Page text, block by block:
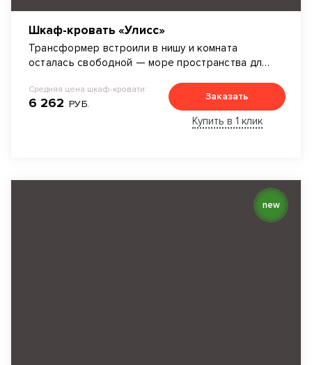
Шкаф-кровать «Улисс»
Трансформер встроили в нишу и комната
осталась свободной — море пространства для
Средняя цена шкаф-кровати:
6 262 РУБ.
Заказать
Купить в 1 клик
new